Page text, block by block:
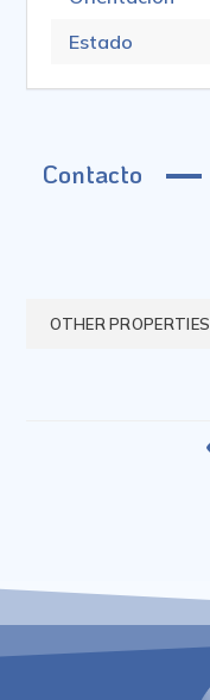
Estado
Contacto
OTHER PROPERTIES